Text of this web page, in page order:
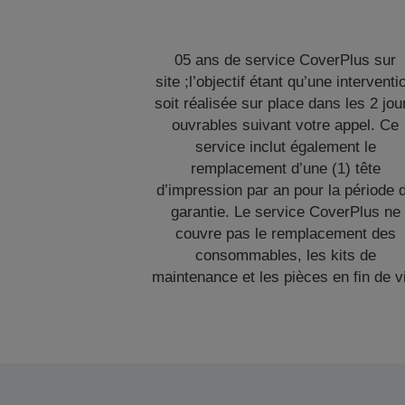
05 ans de service CoverPlus sur
site ;l’objectif étant qu’une
soit réalisée sur place dans les 2
ouvrables suivant votre appel. Ce
service inclut également le
remplacement d’une (1) tête
d’impression par an pour la période
garantie. Le service CoverPlus ne
couvre pas le remplacement des
consommables, les kits de
maintenance et les pièces en fin de